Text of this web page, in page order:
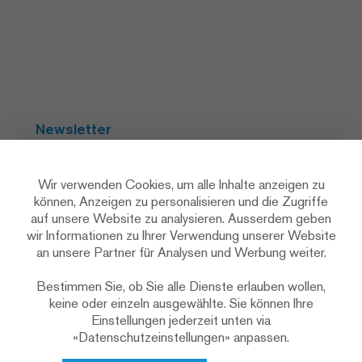
Newsletter
Social Media
Wir verwenden Cookies, um alle Inhalte anzeigen zu
können, Anzeigen zu personalisieren und die Zugriffe
auf unsere Website zu analysieren. Ausserdem geben
wir Informationen zu Ihrer Verwendung unserer Website
an unsere Partner für Analysen und Werbung weiter.
Bestimmen Sie, ob Sie alle Dienste erlauben wollen,
keine oder einzeln ausgewählte. Sie können Ihre
Einstellungen jederzeit unten via
«Datenschutzeinstellungen» anpassen.